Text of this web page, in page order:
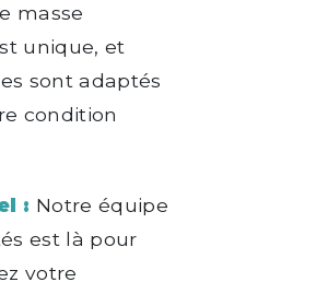
masse
unique, et
sont adaptés
condition
: Notre équipe
est là pour
votre